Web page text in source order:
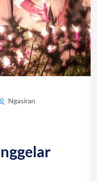
Ngasiran